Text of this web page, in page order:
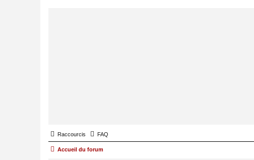
Raccourcis FAQ
Accueil du forum